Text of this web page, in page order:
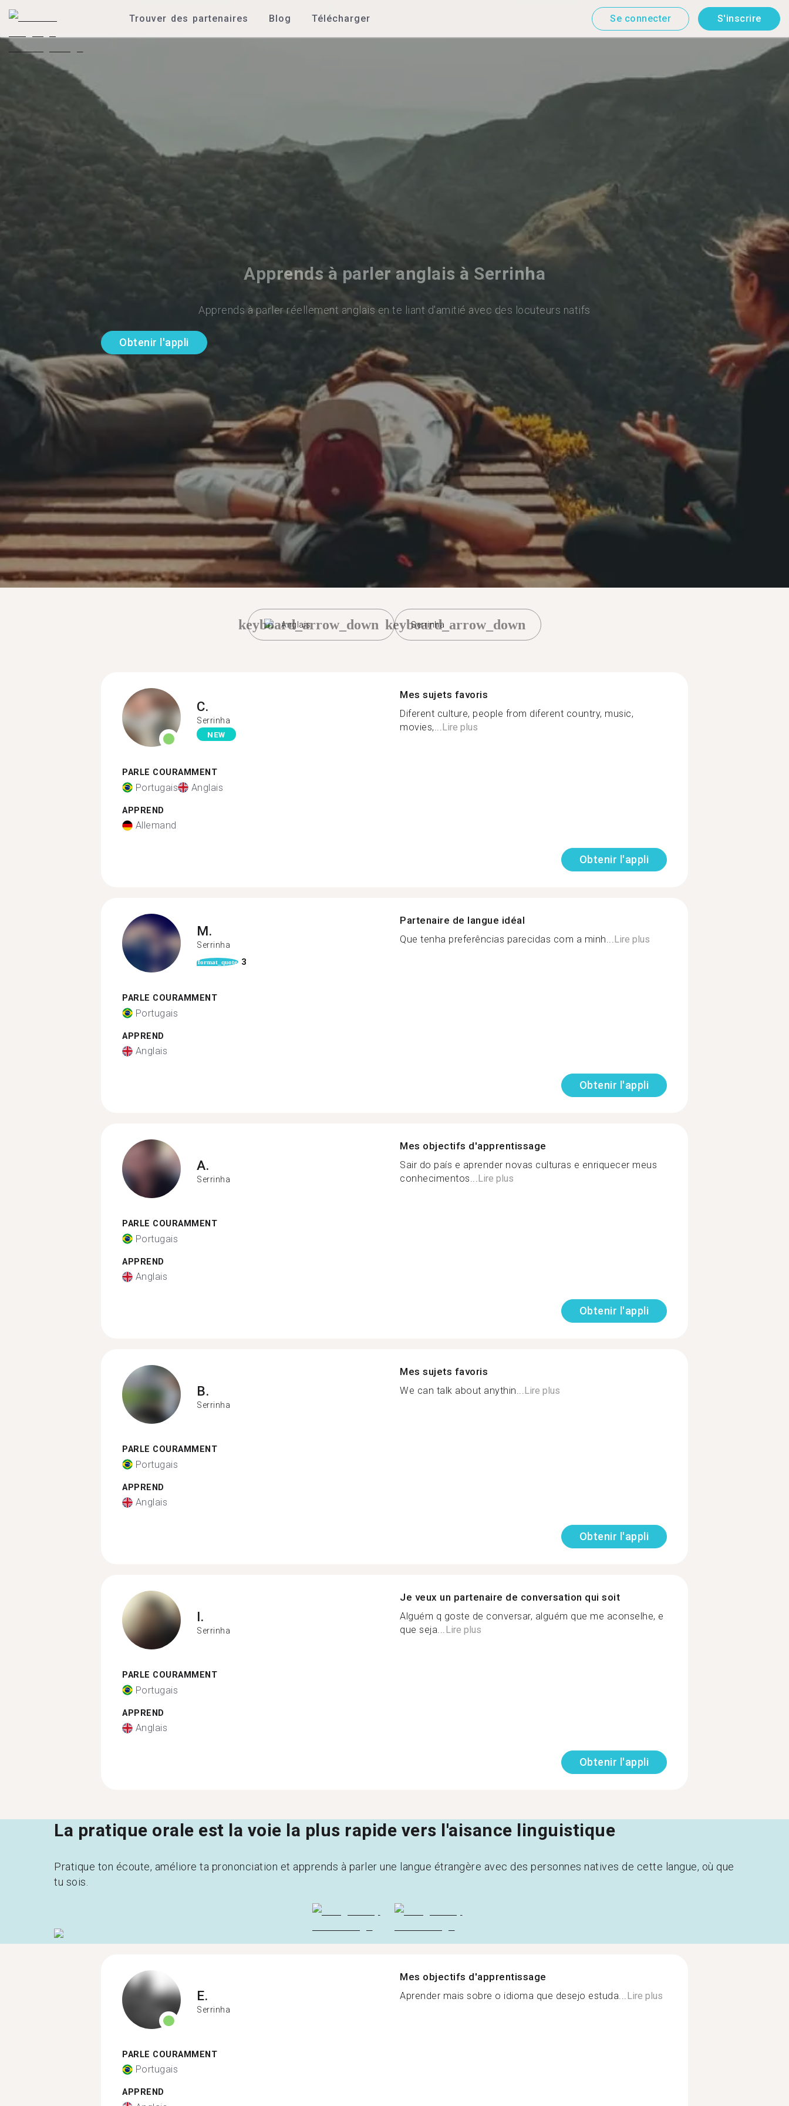
Trouver des partenaires Blog Télécharger Se connecter S'inscrire
Apprends à parler anglais à Serrinha
Apprends à parler réellement anglais en te liant d'amitié avec des locuteurs natifs
Obtenir l'appli
Anglais
keyboard_arrow_down Serrinha
keyboard_arrow_down
C.
Serrinha
NEW
PARLE COURAMMENT
Portugais Anglais
APPREND
Allemand
Mes sujets favoris
Diferent culture, people from diferent country, music,
movies,...Lire plus
Obtenir l'appli
M.
Serrinha
format_quote 3
PARLE COURAMMENT
Portugais
APPREND
Anglais
Partenaire de langue idéal
Que tenha preferências parecidas com a minh...Lire plus
Obtenir l'appli
A.
Serrinha
PARLE COURAMMENT
Portugais
APPREND
Anglais
Mes objectifs d'apprentissage
Sair do país e aprender novas culturas e enriquecer meus
conhecimentos...Lire plus
Obtenir l'appli
B.
Serrinha
PARLE COURAMMENT
Portugais
APPREND
Anglais
Mes sujets favoris
We can talk about anythin...Lire plus
Obtenir l'appli
I.
Serrinha
PARLE COURAMMENT
Portugais
APPREND
Anglais
Je veux un partenaire de conversation qui soit
Alguém q goste de conversar, alguém que me aconselhe, e
que seja...Lire plus
Obtenir l'appli
La pratique orale est la voie la plus rapide vers l'aisance linguistique
Pratique ton écoute, améliore ta prononciation et apprends à parler une langue étrangère avec des personnes natives de cette langue, où que
tu sois.
E.
Serrinha
PARLE COURAMMENT
Portugais
APPREND
Mes objectifs d'apprentissage
Aprender mais sobre o idioma que desejo estuda... Lire plus